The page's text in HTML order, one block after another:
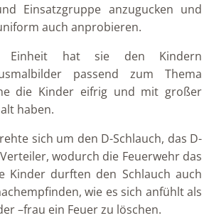
Einsatzgruppe anzugucken und
auch anprobieren.
hat sie den Kindern
passend zum Thema
die Kinder eifrig und mit großer
haben.
sich um den D-Schlauch, das D-
wodurch die Feuerwehr das
Kinder durften den Schlauch auch
wie es sich anfühlt als
–frau ein Feuer zu löschen.